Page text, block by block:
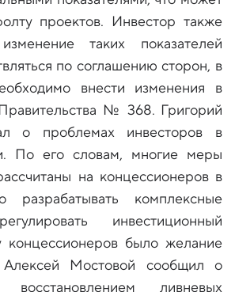
проектов. Инвестор также
таких показателей
по соглашению сторон, в
внести изменения в
№ 368. Григорий
о проблемах инвесторов в
По его словам, многие меры
на концессионеров в
разрабатывать комплексные
инвестиционный
концессионеров было желание
Алексей Мостовой сообщил о
ливневых